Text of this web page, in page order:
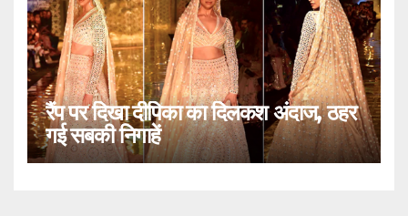
रैंप पर दिखा दीपिका का दिलकश अंदाज, ठहर
गई सबकी निगाहें